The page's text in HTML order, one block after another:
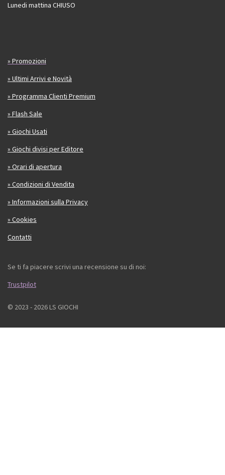
Lunedi mattina CHIUSO
» Promozioni
» Ultimi Arrivi e Novità
» Programma Clienti Premium
» Flash Sale
» Giochi Usati
» Giochi divisi per Editore
» Orari di apertura
» Condizioni di Vendita
» Informazioni sulla Privacy
» Cookies
Contatti
Se ti fa piacere scrivi una recensione su di noi:
Trustpilot
© 2023 - 2026 LS GIOCHI